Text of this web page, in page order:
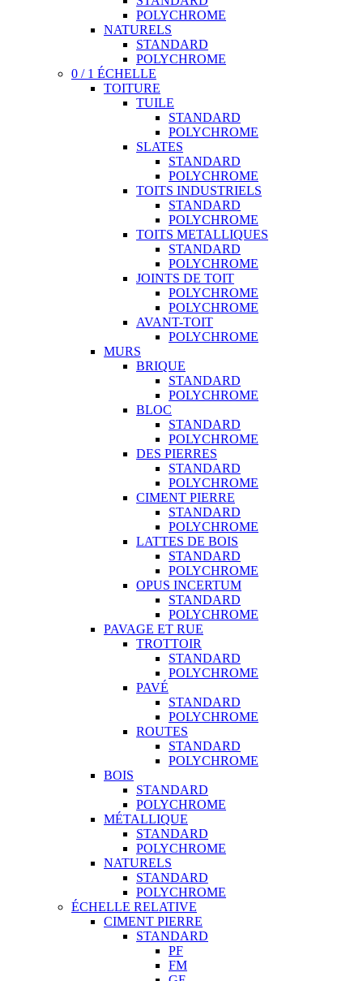
POLYCHROME
NATURELS
STANDARD
POLYCHROME
0 / 1 ÉCHELLE
TOITURE
TUILE
STANDARD
POLYCHROME
SLATES
STANDARD
POLYCHROME
TOITS INDUSTRIELS
STANDARD
POLYCHROME
TOITS METALLIQUES
STANDARD
POLYCHROME
JOINTS DE TOIT
POLYCHROME
POLYCHROME
AVANT-TOIT
POLYCHROME
MURS
BRIQUE
STANDARD
POLYCHROME
BLOC
STANDARD
POLYCHROME
DES PIERRES
STANDARD
POLYCHROME
CIMENT PIERRE
STANDARD
POLYCHROME
LATTES DE BOIS
STANDARD
POLYCHROME
OPUS INCERTUM
STANDARD
POLYCHROME
PAVAGE ET RUE
TROTTOIR
STANDARD
POLYCHROME
PAVÉ
STANDARD
POLYCHROME
ROUTES
STANDARD
POLYCHROME
BOIS
STANDARD
POLYCHROME
MÉTALLIQUE
STANDARD
POLYCHROME
NATURELS
STANDARD
POLYCHROME
ÉCHELLE RELATIVE
CIMENT PIERRE
STANDARD
PF
FM